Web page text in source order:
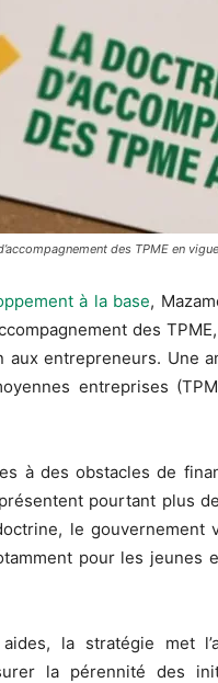
des TPME en
à la base,
des
aux entrepreneurs. Une
entreprises
à des obstacles de
pourtant plus
le
pour les
la stratégie met
la pérennité des